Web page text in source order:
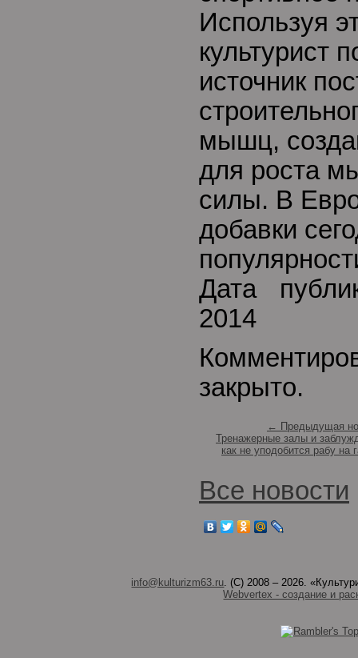
Используя
культурист
источник
мышц,
для роста
силы. В
добавки
Дата
2014
закрыто.
← Предыдущая
Тренажерные залы и
как не уподобится рабу на
Все новости
info@kulturizm63.ru. (C) 2008 – 2026.
Webvertex - создание и